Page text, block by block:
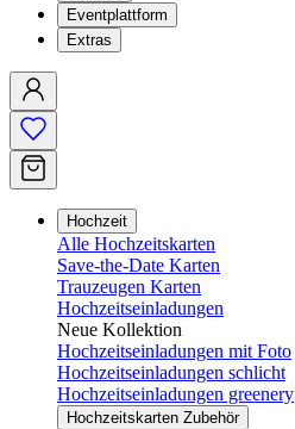
Eventplattform
Extras
Hochzeit
Alle Hochzeitskarten
Save-the-Date Karten
Trauzeugen Karten
Hochzeitseinladungen
Neue Kollektion
Hochzeitseinladungen mit Foto
Hochzeitseinladungen schlicht
Hochzeitseinladungen greenery
Hochzeitskarten Zubehör